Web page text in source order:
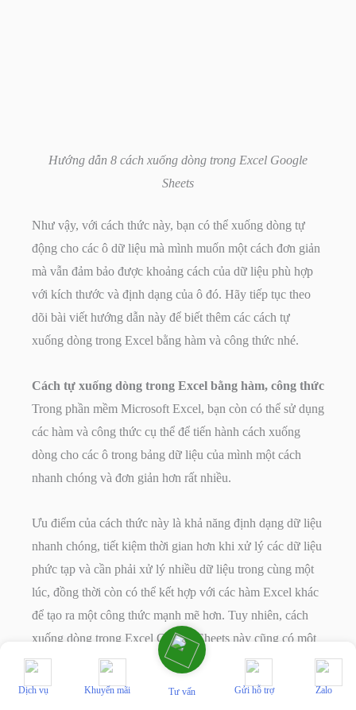
Hướng dẫn 8 cách xuống dòng trong Excel Google
Sheets
Như vậy, với cách thức này, bạn có thể xuống dòng tự
động cho các ô dữ liệu mà mình muốn một cách đơn giản
mà vẫn đảm bảo được khoảng cách của dữ liệu phù hợp
với kích thước và định dạng của ô đó. Hãy tiếp tục theo
dõi bài viết hướng dẫn này để biết thêm các cách tự
xuống dòng trong Excel bằng hàm và công thức nhé.
Cách tự xuống dòng trong Excel bằng hàm, công thức
Trong phần mềm Microsoft Excel, bạn còn có thể sử dụng
các hàm và công thức cụ thể để tiến hành cách xuống
dòng cho các ô trong bảng dữ liệu của mình một cách
nhanh chóng và đơn giản hơn rất nhiều.
Ưu điểm của cách thức này là khả năng định dạng dữ liệu
nhanh chóng, tiết kiệm thời gian hơn khi xử lý các dữ liệu
phức tạp và cần phải xử lý nhiều dữ liệu trong cùng một
lúc, đồng thời còn có thể kết hợp với các hàm Excel khác
để tạo ra một công thức mạnh mẽ hơn. Tuy nhiên, cách
xuống dòng trong Excel Google Sheets này cũng có một
số điểm hạn chế nhất định, bao gồm cần phải yêu cầu các
dữ liệu đã được đồng bộ về mặt cấu trúc và định dạng.
Dịch vụ Khuyến mãi Tư vấn Gửi hỗ trợ Zalo